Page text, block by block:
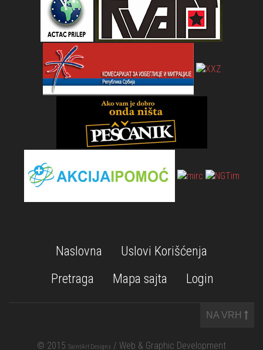
Naslovna
Uslovi Korišćenja
Pretraga
Mapa sajta Login
NA VRH
© 2015 SaintArt Designs / Web & Graphic Development